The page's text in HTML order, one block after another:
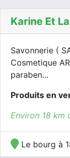
Karine Et
Savonnerie (
Cosmetique
paraben...
Produits en
Environ 18 km
Le bourg à